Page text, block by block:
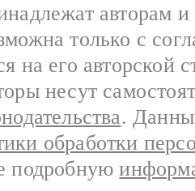
авторам
только с
на его авторской
несут
.
обработки
подробную